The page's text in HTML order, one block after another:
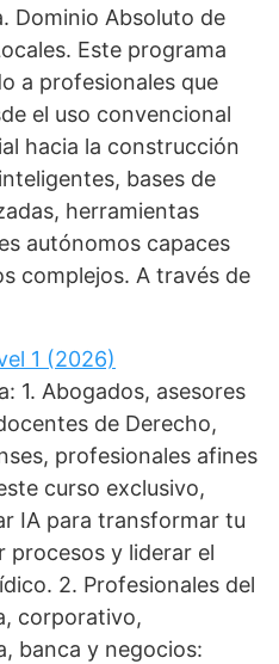
Dominio Absoluto de
Este programa
a profesionales que
el uso convencional
hacia la construcción
bases de
herramientas
autónomos capaces
complejos. A través de
1 (2026)
1. Abogados, asesores
de Derecho,
profesionales afines
curso exclusivo,
IA para transformar tu
procesos y liderar el
2. Profesionales del
corporativo,
banca y negocios: